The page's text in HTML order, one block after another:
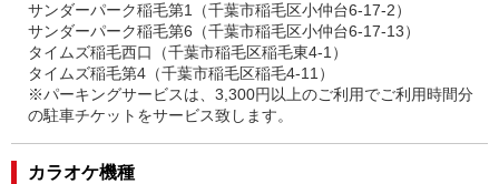
サンダーパーク稲毛第1（千葉市稲毛区小仲台6-17-2）
サンダーパーク稲毛第6（千葉市稲毛区小仲台6-17-13）
タイムズ稲毛西口（千葉市稲毛区稲毛東4-1）
タイムズ稲毛第4（千葉市稲毛区稲毛4-11）
※パーキングサービスは、3,300円以上のご利用でご利用時間分
の駐車チケットをサービス致します。
カラオケ機種